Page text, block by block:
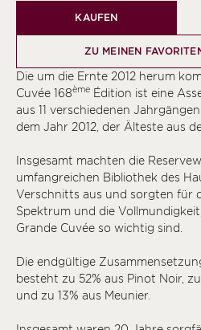
ème
ème
ème
ème
ème
ème
ème
ème
KAUFEN
ZU MEINEN
Die um die Ernte 2012 herum
Cuvée 168ème Édition ist eine
aus 11 verschiedenen
dem Jahr 2012, der Älteste aus
Insgesamt machten die
umfangreichen Bibliothek des
Verschnitts aus und sorgten für
Spektrum und die
Grande Cuvée so wichtig sind.
Die endgültige
besteht zu 52% aus Pinot Noir,
und zu 13% aus Meunier.